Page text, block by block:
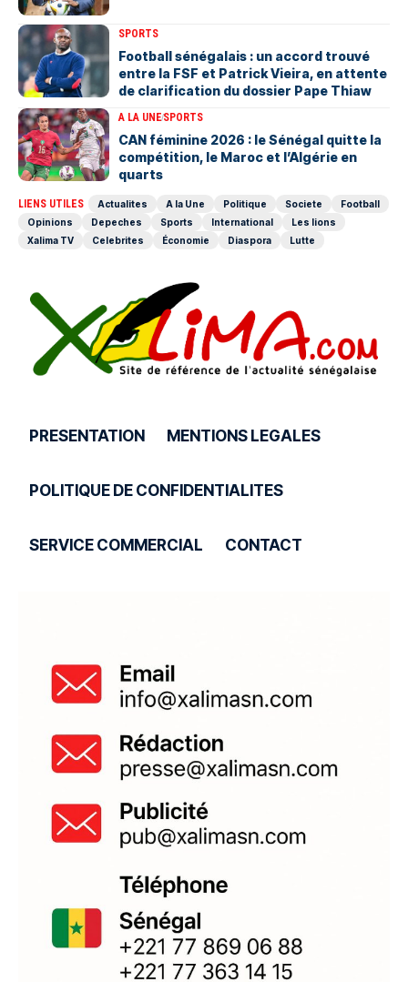
SPORTS
Football sénégalais : un accord trouvé
entre la FSF et Patrick Vieira, en attente
de clarification du dossier Pape Thiaw
A LA UNESPORTS
‎CAN féminine 2026 : le Sénégal quitte la
compétition, le Maroc et l’Algérie en
quarts
LIENS UTILES Actualites A la Une Politique Societe
Football
Opinions
Depeches Sports International
Les lions
Xalima TV
Celebrites Économie Diaspora Lutte
PRESENTATION MENTIONS LEGALES
POLITIQUE DE CONFIDENTIALITES
SERVICE COMMERCIAL CONTACT